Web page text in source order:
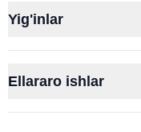
Yig'inlar
Ellararo ishlar